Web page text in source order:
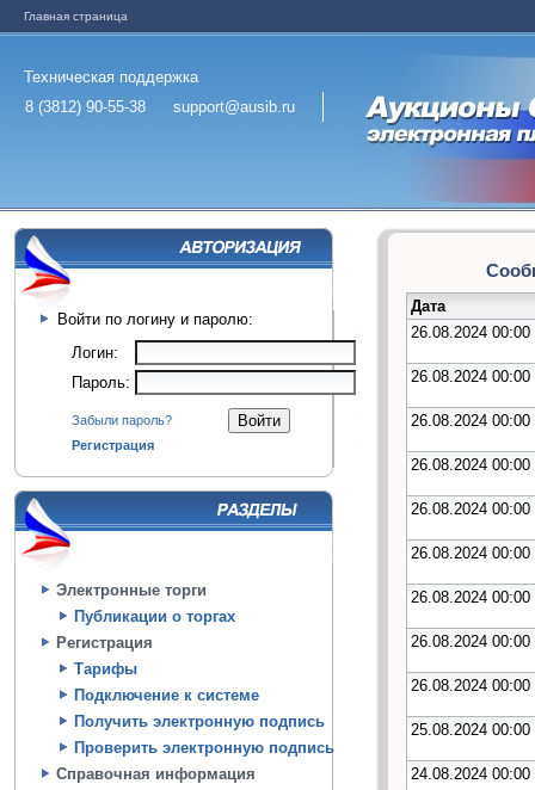
Главная страница
Техническая поддержка
8 (3812) 90-55-38
support@ausib.ru
Войти по логину и паролю:
Логин:
Пароль:
Забыли пароль?
Регистрация
Электронные торги
Публикации о торгах
Регистрация
Тарифы
Подключение к системе
Получить электронную подпись
Проверить электронную подпись
Справочная информация
Дата
26.08.2024 00:00
26.08.2024 00:00
26.08.2024 00:00
26.08.2024 00:00
26.08.2024 00:00
26.08.2024 00:00
26.08.2024 00:00
26.08.2024 00:00
26.08.2024 00:00
25.08.2024 00:00
24.08.2024 00:00